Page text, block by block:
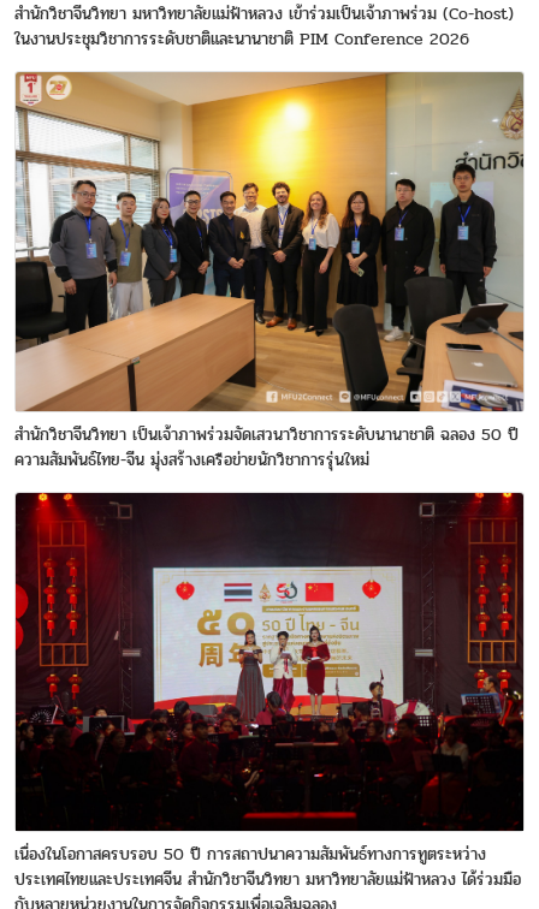
สำนักวิชาจีนวิทยา มหาวิทยาลัยแม่ฟ้าหลวง เข้าร่วมเป็นเจ้าภาพร่วม (Co-host)
ในงานประชุมวิชาการระดับชาติและนานาชาติ PIM Conference 2026
สำนักวิชาจีนวิทยา เป็นเจ้าภาพร่วมจัดเสวนาวิชาการระดับนานาชาติ ฉลอง 50 ปี
ความสัมพันธ์ไทย-จีน มุ่งสร้างเครือข่ายนักวิชาการรุ่นใหม่
เนื่องในโอกาสครบรอบ 50 ปี การสถาปนาความสัมพันธ์ทางการทูตระหว่าง
ประเทศไทยและประเทศจีน สำนักวิชาจีนวิทยา มหาวิทยาลัยแม่ฟ้าหลวง ได้ร่วมมือ